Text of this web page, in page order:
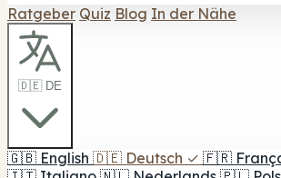
Ratgeber Quiz Blog In der Nähe
🇩🇪 DE
🇬🇧 English 🇩🇪 Deutsch ✓ 🇫🇷